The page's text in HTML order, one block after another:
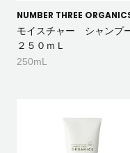
NUMBER THREE
モイスチャー シャンプ
２５０ｍＬ
250mL